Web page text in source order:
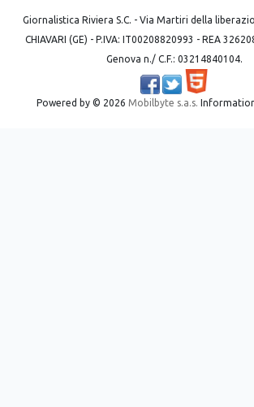
Giornalistica Riviera S.C. - Via Martiri della
CHIAVARI (GE) - P.IVA: IT00208820993 - REA
Genova n./ C.F.: 03214840104.
Powered by © 2026 Mobilbyte s.a.s.